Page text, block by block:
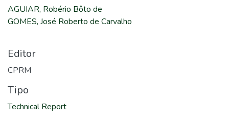
AGUIAR, Robério Bôto de
GOMES, José Roberto de Carvalho
Editor
CPRM
Tipo
Technical Report